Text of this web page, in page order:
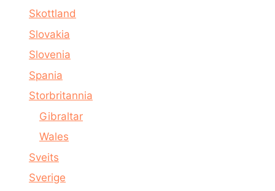
Skottland
Slovakia
Slovenia
Spania
Storbritannia
Gibraltar
Wales
Sveits
Sverige